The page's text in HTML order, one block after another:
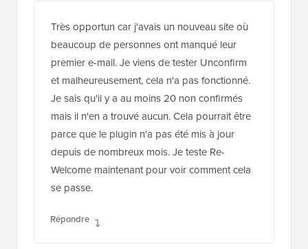
Très opportun car j'avais un nouveau site où
beaucoup de personnes ont manqué leur
premier e-mail. Je viens de tester Unconfirm
et malheureusement, cela n'a pas fonctionné.
Je sais qu'il y a au moins 20 non confirmés
mais il n'en a trouvé aucun. Cela pourrait être
parce que le plugin n'a pas été mis à jour
depuis de nombreux mois. Je teste Re-
Welcome maintenant pour voir comment cela
se passe.
Répondre